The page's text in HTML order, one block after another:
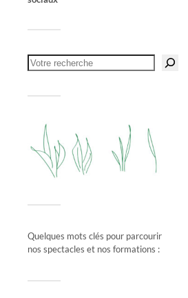
Quelques mots clés pour parcourir
nos spectacles et nos formations :